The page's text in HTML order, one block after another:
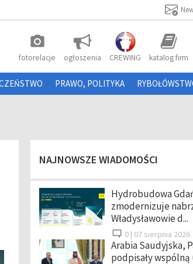
photo_camera
fotorelacje ogłoszenia CREWING katalog firm
PRAWO, POLITYKA
NAJNOWSZE WIADOMOŚCI
Hydrobudowa
zmodernizuje
Władysławowie d...
0 | 07 sierpnia 2026
Arabia Saudyjska,
podpisały wspólną